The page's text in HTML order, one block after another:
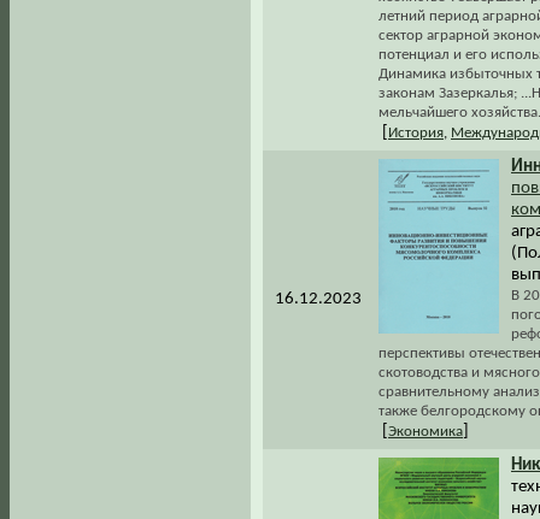
летний период
сектор аграрной
потенциал и его
Динамика избыточных
законам Зазеркалья;
мельчайшего
История
16.12.2023
В
перспективы
скотоводства и
сравнительному
также белгородскому
Экономика